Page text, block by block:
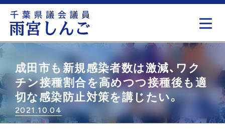
成田市も新規感染者数は激減、ワク
チン接種割合を高めつつ接種後も適
切な感染防止対策を講じたい。
2021.10.04